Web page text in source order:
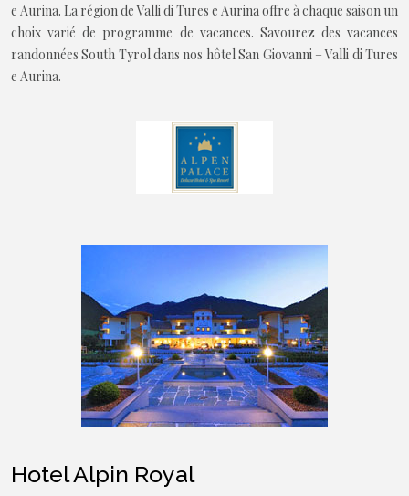
e Aurina. La région de Valli di Tures e Aurina offre à chaque saison un
choix varié de programme de vacances. Savourez des vacances
randonnées South Tyrol dans nos hôtel San Giovanni – Valli di Tures
e Aurina.
Hotel Alpin Royal